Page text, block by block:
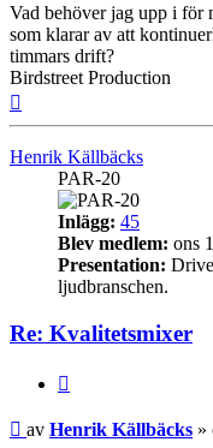
Vad behöver jag upp i för
som klarar av att
timmars drift?
Birdstreet Production
Henrik Källbäcks
PAR-20
Inlägg: 45
Blev medlem: ons
Presentation:
ljudbranschen.
Re: Kvalitetsmixer
Inlägg
av Henrik Källbäcks »